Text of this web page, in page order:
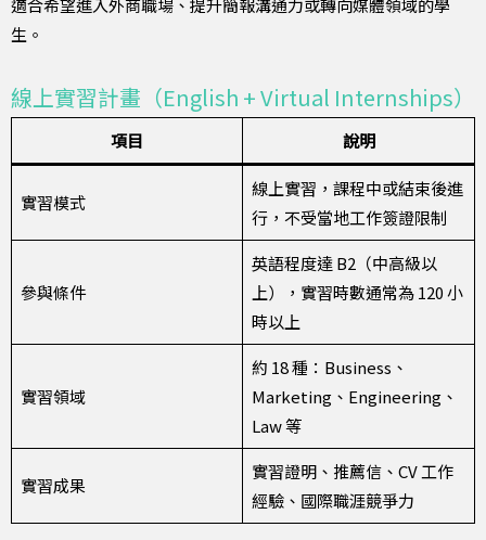
生。
線上實習計畫（English + Virtual Internships）
項目 說明
實習模式
線上實習，課程中或結束後進
行，不受當地工作簽證限制
參與條件
英語程度達 B2（中高級以
上），實習時數通常為 120 小
時以上
實習領域
約 18 種：Business、
Marketing、Engineering、
Law 等
實習成果
實習證明、推薦信、CV 工作
經驗、國際職涯競爭力